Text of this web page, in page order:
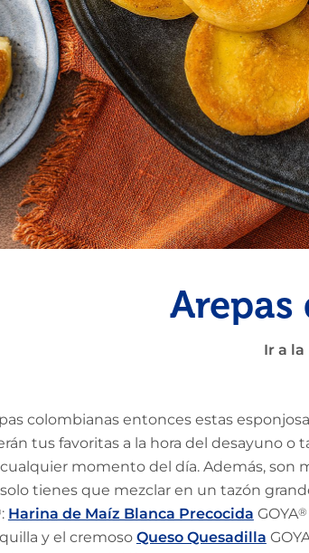
Pudin
Arepas
Ir a la
colombianas entonces estas
tus favoritas a la hora del desayuno o
momento del día. Además, son
tienes que mezclar en un tazón
: Harina de Maíz Blanca Precocida GOYA®
y el cremoso Queso Quesadilla